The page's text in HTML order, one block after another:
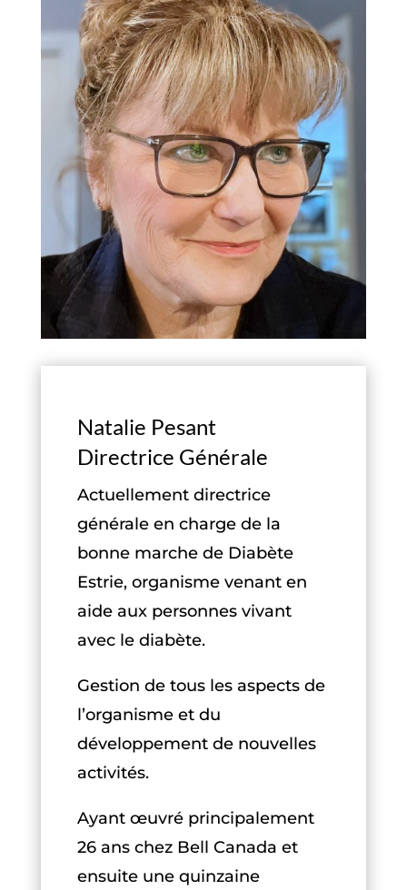
Natalie Pesant
Directrice Générale
Actuellement directrice
générale en charge de la
bonne marche de Diabète
Estrie, organisme venant en
aide aux personnes vivant
avec le diabète.
Gestion de tous les aspects de
l’organisme et du
développement de nouvelles
activités.
Ayant œuvré principalement
26 ans chez Bell Canada et
ensuite une quinzaine